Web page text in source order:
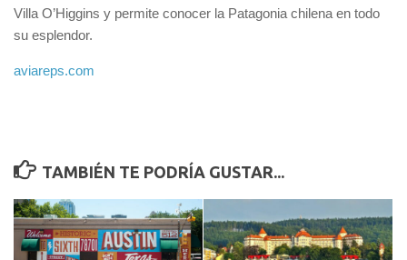
Villa O’Higgins y permite conocer la Patagonia chilena en todo
su esplendor.
aviareps.com
TAMBIÉN TE PODRÍA GUSTAR...